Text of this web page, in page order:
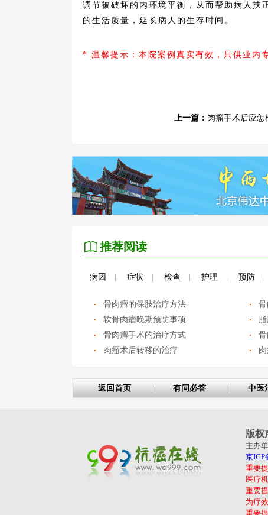
调节被破坏的内环境平衡，从而帮助病人扶
的生活质量，延长病人的生存时间。
* 温馨提示：本院案例真实有效，只供业内
上一篇： 肉瘤手术后应怎
推荐阅读
病因 症状 检查 护理 预防
骨肉瘤的保肢治疗方法
软骨肉瘤晚期预防事项
骨肉瘤手术的治疗方式
肉瘤术后转移的治疗
返回首页 有问必答 中医
版权
主办
京ICP
重要
医疗机
重要
为疗
重要